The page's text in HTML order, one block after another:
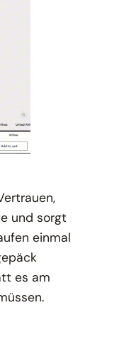
und sorgt
einmal
es am